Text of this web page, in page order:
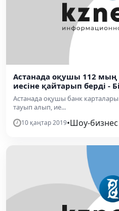
Астанада оқушы 112 мың
иесіне қайтарып берді -
Астанада оқушы банк
тауып алып, ие...
10 қаңтар 2019•Шоу-бизнес